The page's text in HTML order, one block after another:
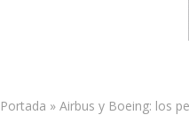
Portada » Airbus y Boeing: los